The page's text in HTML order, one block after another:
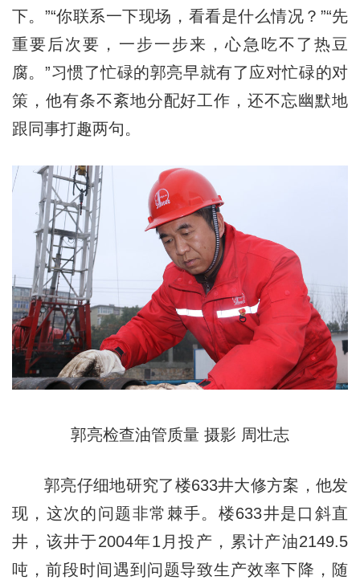
下。”“你联系一下现场，看看是什么情况？”“先
重要后次要，一步一步来，心急吃不了热豆
腐。”习惯了忙碌的郭亮早就有了应对忙碌的对
策，他有条不紊地分配好工作，还不忘幽默地
跟同事打趣两句。
郭亮检查油管质量 摄影 周壮志
郭亮仔细地研究了楼633井大修方案，他发
现，这次的问题非常棘手。楼633井是口斜直
井，该井于2004年1月投产，累计产油2149.5
吨，前段时间遇到问题导致生产效率下降，随